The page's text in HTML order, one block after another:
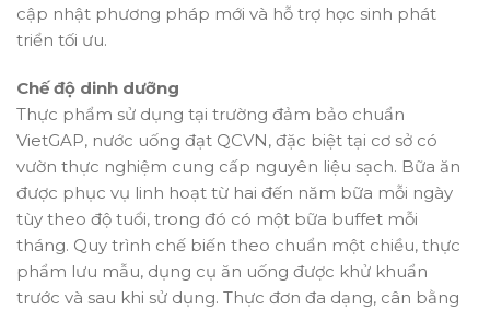
cập nhật phương pháp mới và hỗ trợ học sinh phát
triển tối ưu.
Chế độ dinh dưỡng
Thực phẩm sử dụng tại trường đảm bảo chuẩn
VietGAP, nước uống đạt QCVN, đặc biệt tại cơ sở có
vườn thực nghiệm cung cấp nguyên liệu sạch. Bữa ăn
được phục vụ linh hoạt từ hai đến năm bữa mỗi ngày
tùy theo độ tuổi, trong đó có một bữa buffet mỗi
tháng. Quy trình chế biến theo chuẩn một chiều, thực
phẩm lưu mẫu, dụng cụ ăn uống được khử khuẩn
trước và sau khi sử dụng. Thực đơn đa dạng, cân bằng